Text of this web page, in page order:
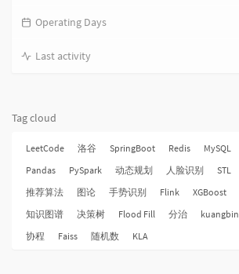
Operating Days
Last activity
Tag cloud
LeetCode 洛谷 SpringBoot Redis MySQL
Pandas
PySpark 动态规划 人脸识别 STL
推荐算法
图论 手势识别 Flink XGBoost
知识图谱
决策树 Flood Fill 分治 kuangbin
协程
Faiss 随机数 KLA